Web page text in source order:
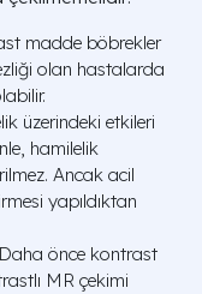
madde böbrekler
olan hastalarda
üzerindeki etkileri
hamilelik
Ancak acil
yapıldıktan
Daha önce kontrast
MR çekimi